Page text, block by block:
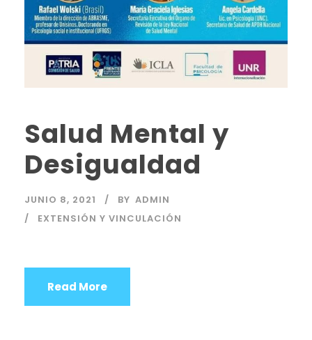
Salud Mental y
Desigualdad
JUNIO 8, 2021 BY ADMIN
EXTENSIÓN Y VINCULACIÓN
Read More